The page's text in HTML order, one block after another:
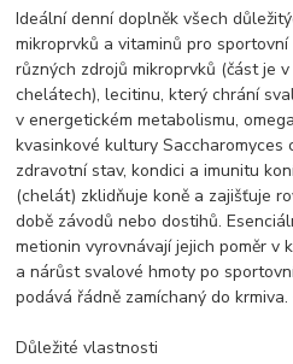
Ideální denní doplněk všech
mikroprvků a vitaminů pro
různých zdrojů mikroprvků (část je
chelátech), lecitinu, který chrání
v energetickém metabolismu,
kvasinkové kultury Saccharomyces
zdravotní stav, kondici a imunitu
(chelát) zklidňuje koně a zajišťuje
době závodů nebo dostihů.
metionin vyrovnávají jejich poměr v
a nárůst svalové hmoty po
podává řádně zamíchaný do
Důležité vlastnosti